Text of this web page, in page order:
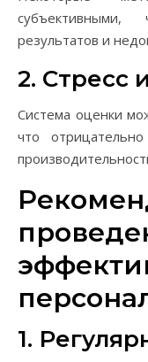
результатов и
2. Стресс
Система оценки
что
1.